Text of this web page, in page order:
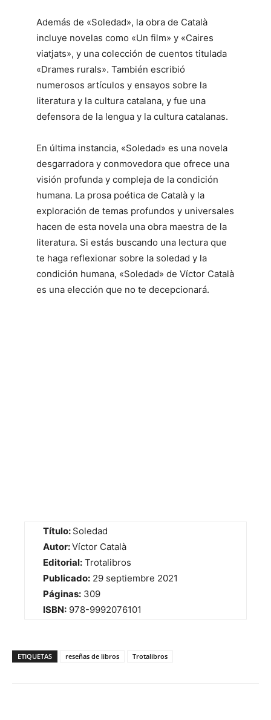
Además de «Soledad», la obra de Català
incluye novelas como «Un film» y «Caires
viatjats», y una colección de cuentos titulada
«Drames rurals». También escribió
numerosos artículos y ensayos sobre la
literatura y la cultura catalana, y fue una
defensora de la lengua y la cultura catalanas.
En última instancia, «Soledad» es una novela
desgarradora y conmovedora que ofrece una
visión profunda y compleja de la condición
humana. La prosa poética de Català y la
exploración de temas profundos y universales
hacen de esta novela una obra maestra de la
literatura. Si estás buscando una lectura que
te haga reflexionar sobre la soledad y la
condición humana, «Soledad» de Víctor Català
es una elección que no te decepcionará.
Título: Soledad
Autor:Víctor Català
Editorial: Trotalibros
Publicado: 29 septiembre 2021
Páginas: 309
ISBN: 978-9992076101
ETIQUETAS reseñas de libros Trotalibros